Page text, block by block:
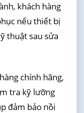
khách hàng
nếu thiết bị
thuật sau sửa
chính hãng,
tra kỹ lưỡng
đảm bảo nồi